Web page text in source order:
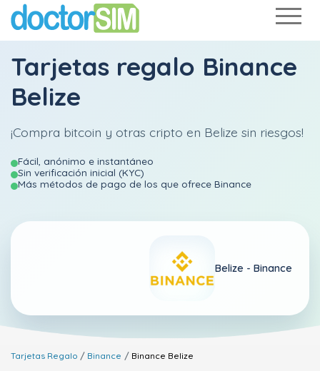
Tarjetas regalo Binance
Belize
¡Compra bitcoin y otras cripto en Belize sin riesgos!
Fácil, anónimo e instantáneo
Sin verificación inicial (KYC)
Más métodos de pago de los que ofrece Binance
Belize - Binance
Tarjetas Regalo Binance Binance Belize